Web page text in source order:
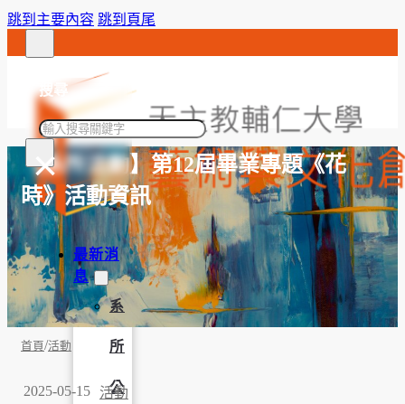
跳到主要內容 跳到頁尾
搜尋
搜
×
最新消
息
系
所
公
【系所活動】第12屆畢業專題《花
時》活動資訊
首頁/活動
2025-05-15 活動